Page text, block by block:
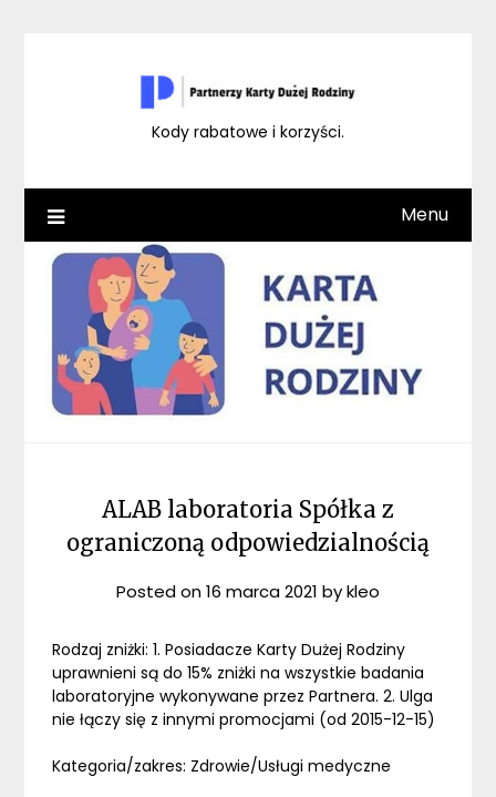
Kody rabatowe i korzyści.
Menu
ALAB laboratoria Spółka z
ograniczoną odpowiedzialnością
Posted on16 marca 2021 bykleo
Rodzaj zniżki: 1. Posiadacze Karty Dużej Rodziny
uprawnieni są do 15% zniżki na wszystkie badania
laboratoryjne wykonywane przez Partnera. 2. Ulga
nie łączy się z innymi promocjami (od 2015-12-15)
Kategoria/zakres: Zdrowie/Usługi medyczne